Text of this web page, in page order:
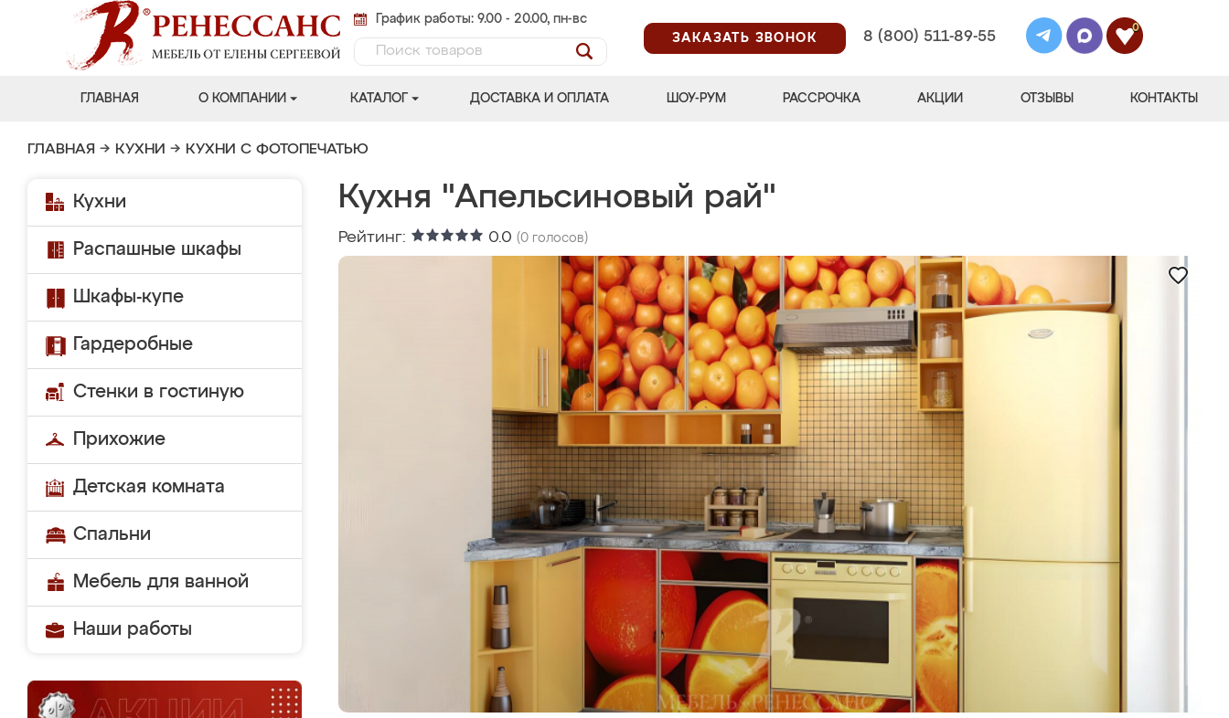
График работы: 9.00 - 20.00, пн-вс
ЗАКАЗАТЬ ЗВОНОК
8 (800) 511-89-55
0
ГЛАВНАЯ О КОМПАНИИ КАТАЛОГ ДОСТАВКА И ОПЛАТА ШОУ-РУМ РАССРОЧКА АКЦИИ ОТЗЫВЫ КОНТАКТЫ
ГЛАВНАЯ → КУХНИ → КУХНИ С ФОТОПЕЧАТЬЮ
Кухни
Распашные шкафы
Шкафы-купе
Гардеробные
Стенки в гостиную
Прихожие
Детская комната
Спальни
Мебель для ванной
Наши работы
Кухня "Апельсиновый рай"
Рейтинг: 0.0 (0 голосов)